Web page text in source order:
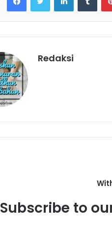
Redaksi
Subscribe to